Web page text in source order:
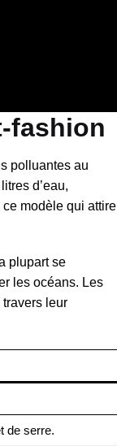
fashion
polluantes au
d’eau,
modèle qui attire
plupart se
les océans. Les
leur
de serre.